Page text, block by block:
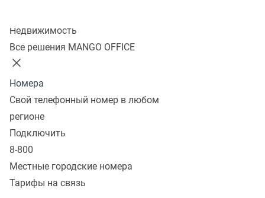
Недвижимость
Все решения MANGO OFFICE
Номера
Свой телефонный номер в любом
регионе
Подключить
8-800
Местные городские номера
Тарифы на связь
Робота-администратора
1 минута
тратится на сбор данных из CRM‑систему
и передачу их в исходящий обзвон
в 30 раз
быстрее происходит подготовка исходящего
обзвона